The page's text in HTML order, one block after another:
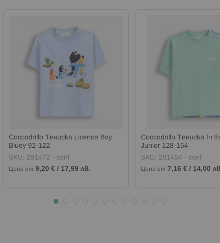
Coccodrillo Тениска Licence Boy
Bluey 92-122
SKU: 201472 - conf
Цена от 9,20 € / 17,99 лв.
Coccodrillo Тениска In
Junior 128-164
SKU: 201454 - conf
Цена от 7,16 € / 14,00